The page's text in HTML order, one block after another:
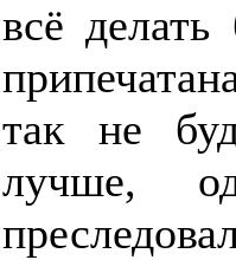
всё
так не
лучше,